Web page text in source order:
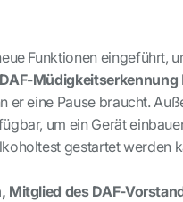
Funktionen eingeführt,
DAF-Müdigkeitserkennung
er eine Pause braucht.
um ein Gerät
gestartet werden
Mitglied des DAF-